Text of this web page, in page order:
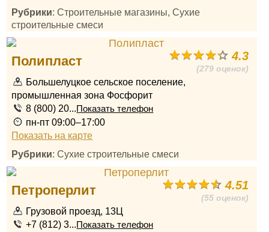
Рубрики: Строительные магазины, Сухие
строительные смеси
4.3
(279 оценок)
Полипласт
Большелуцкое сельское поселение,
промышленная зона Фосфорит
8 (800) 20...Показать телефон
пн-пт 09:00–17:00
Показать на карте
Рубрики: Сухие строительные смеси
4.51
(55 оценок)
Петроперлит
Грузовой проезд, 13Ц
+7 (812) 3...Показать телефон